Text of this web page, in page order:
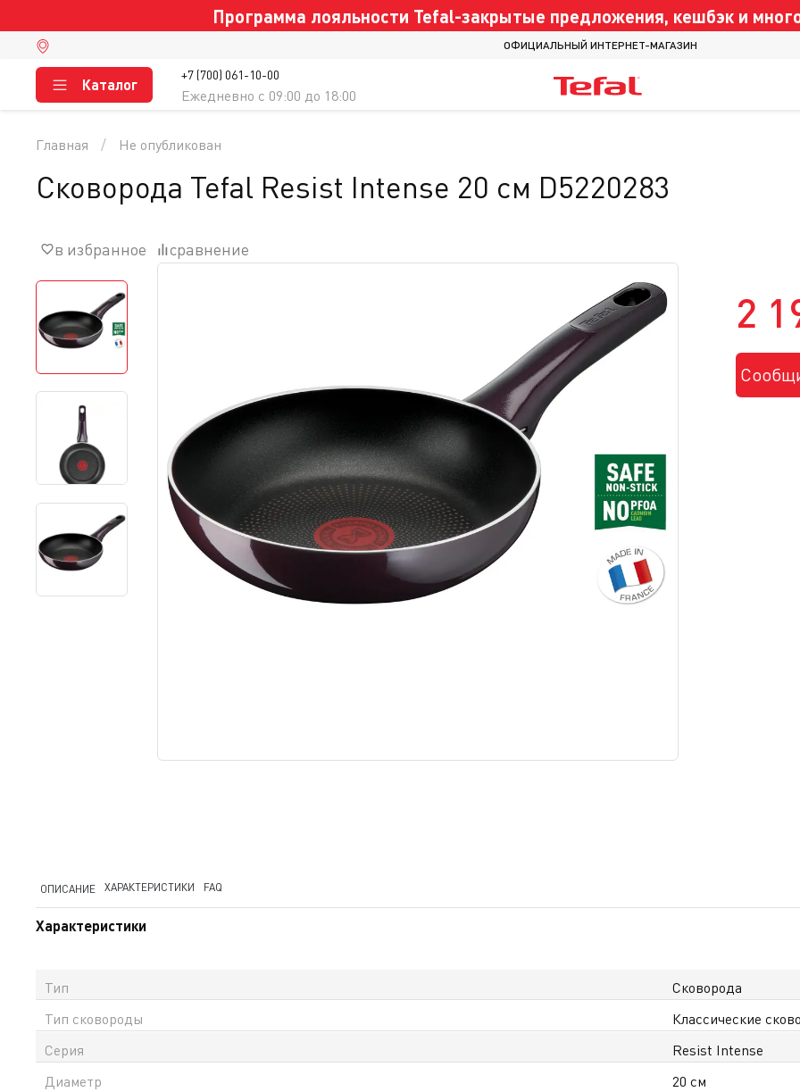
Программа лояльности Tefal-закрытые предложения, кешбэк и
ОФИЦИАЛЬНЫЙ ИНТЕРНЕТ-МАГАЗИН
+7 (700) 061-10-00
Ежедневно c 09:00 до 18:00
Каталог
2
Главная Не опубликован
Сковорода Tefal Resist Intense 20 см D5220283
в избранное сравнение
ОПИСАНИЕ ХАРАКТЕРИСТИКИ FAQ
Характеристики
Тип
Сковорода
Тип сковороды
Классические
Серия
Resist Intense
Диаметр
20 см